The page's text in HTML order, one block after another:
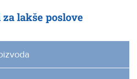
za lakše poslove